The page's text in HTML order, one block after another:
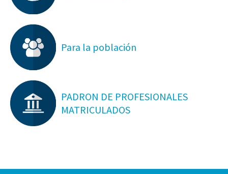
Para la población
PADRON DE PROFESIONALES
MATRICULADOS